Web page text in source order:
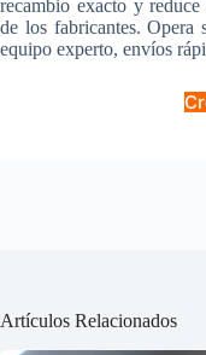
recambio exacto y
de los fabricantes.
equipo experto, envíos
Artículos Relacionados